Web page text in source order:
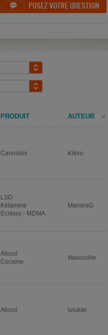
 POSEZ VOTRE QUESTION
PRODUIT AUTEUR
Cannabis Kikiro
LSD
Kétamine
Ecstasy - MDMA
MandraG
Alcool
Cocaïne
Mavouillie
Alcool lulukiki